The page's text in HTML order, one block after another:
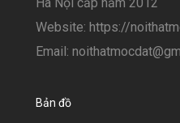
Hà Nội cấp năm 2012
Website: https://
Email:
Bản đồ